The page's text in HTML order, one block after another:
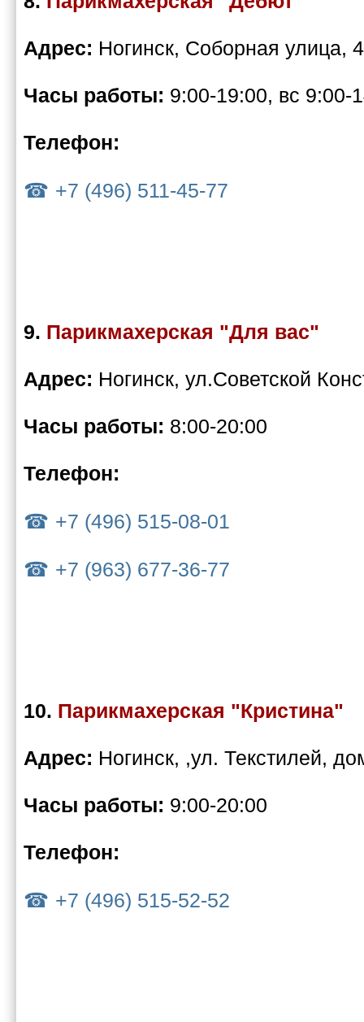
Адрес: Ногинск, Соборная улица,
Часы работы: 9:00-19:00, вс 9:00-
Телефон:
+7 (496) 511-45-77
9. Парикмахерская "Для вас"
Адрес: Ногинск, ул.Советской
Часы работы: 8:00-20:00
Телефон:
+7 (496) 515-08-01
+7 (963) 677-36-77
10. Парикмахерская "Кристина"
Адрес: Ногинск, ,ул. Текстилей,
Часы работы: 9:00-20:00
Телефон:
+7 (496) 515-52-52